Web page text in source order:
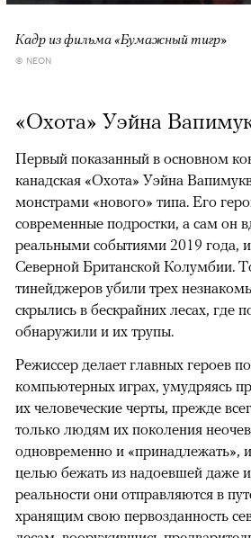
Кадр из фильма «Бумажный тигр»
© NEON
«Охота» Уэйна
Первый показанный в основном
канадская «Охота» Уэйна
монстрами «нового» типа. Его
современные подростки, а сам он
реальными событиями 2019 года,
Северной Британской Колумбии.
тинейджеров убили трех
скрылись в бескрайних лесах, где
обнаружили и их трупы.
Режиссер делает главных героев
компьютерных играх, умудряясь
их человеческие черты, прежде
только людям их поколения
одновременно и «принадлежать»,
целью бежать из надоевшей даже
реальности они отправляются в
хранящим свою первозданность